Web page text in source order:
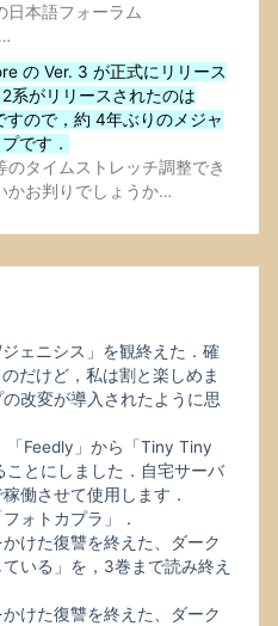
日本語フォーラム
の Ver. 3 が正式にリリース
系がリリースされたのは
すので，約 4年ぶりのメジャ
です．
のタイムストレッチ調整でき
かお判りでしょうか…
ェニシス」を観終えた．確
だけど，私は割と楽しめま
改変が導入されたように思
「Feedly」から「Tiny Tiny
ことにしました．自宅サーバ
働させて使用します．
ォトカプラ」．
けた復讐を終えた、ダーク
いる」を，3巻まで読み終え
けた復讐を終えた、ダーク